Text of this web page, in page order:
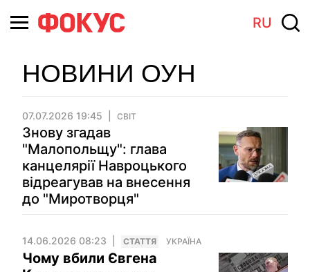
RU
НОВИНИ ОУН
07.07.2026 19:45 СВІТ
Знову згадав
"Малопольщу": глава
канцелярії Навроцького
відреагував на внесення
до "Миротворця"
14.06.2026 08:23 СТАТТЯ УКРАЇНА
Чому вбили Євгена